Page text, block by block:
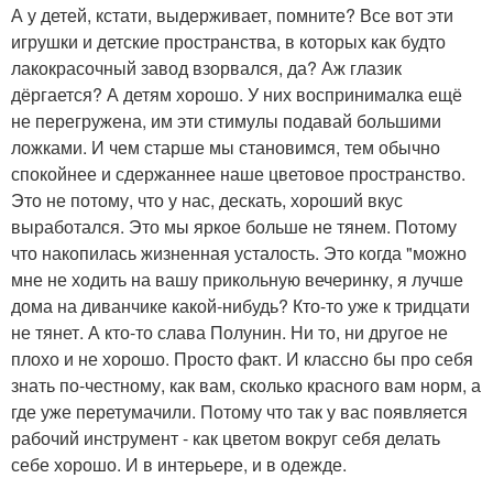
А у детей, кстати, выдерживает, помните? Все вот эти
игрушки и детские пространства, в которых как будто
лакокрасочный завод взорвался, да? Аж глазик
дёргается? А детям хорошо. У них воспринималка ещё
не перегружена, им эти стимулы подавай большими
ложками. И чем старше мы становимся, тем обычно
спокойнее и сдержаннее наше цветовое пространство.
Это не потому, что у нас, дескать, хороший вкус
выработался. Это мы яркое больше не тянем. Потому
что накопилась жизненная усталость. Это когда "можно
мне не ходить на вашу прикольную вечеринку, я лучше
дома на диванчике какой-нибудь? Кто-то уже к тридцати
не тянет. А кто-то слава Полунин. Ни то, ни другое не
плохо и не хорошо. Просто факт. И классно бы про себя
знать по-честному, как вам, сколько красного вам норм, а
где уже перетумачили. Потому что так у вас появляется
рабочий инструмент - как цветом вокруг себя делать
себе хорошо. И в интерьере, и в одежде.